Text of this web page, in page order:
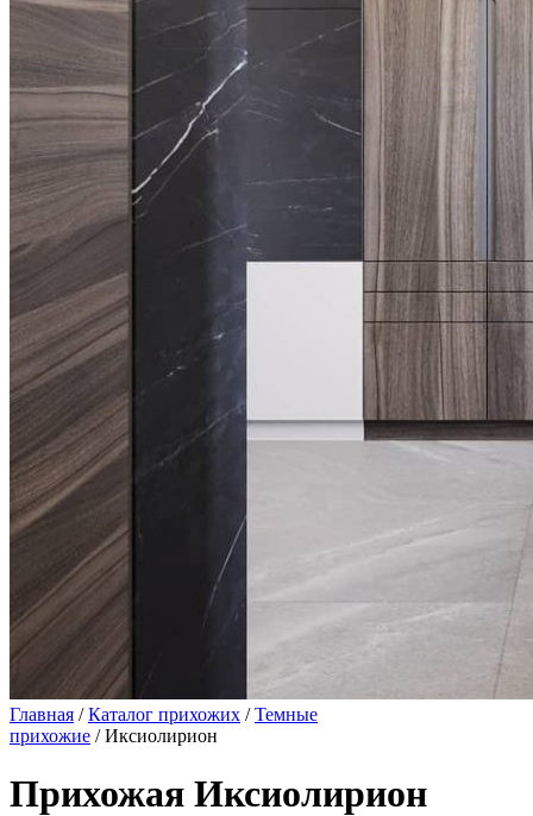
Главная /Каталог прихожих /Темные
прихожие / Иксиолирион
Прихожая Иксиолирион